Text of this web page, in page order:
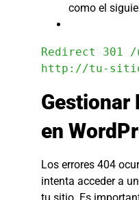
como el
Redirect 301
http://tu-
Gestionar
en
Los errores 404
intenta acceder a
tu sitio. Es